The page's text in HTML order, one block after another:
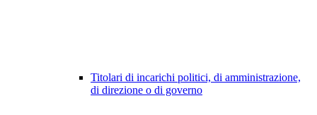
Titolari di incarichi politici, di amministrazione,
di direzione o di governo